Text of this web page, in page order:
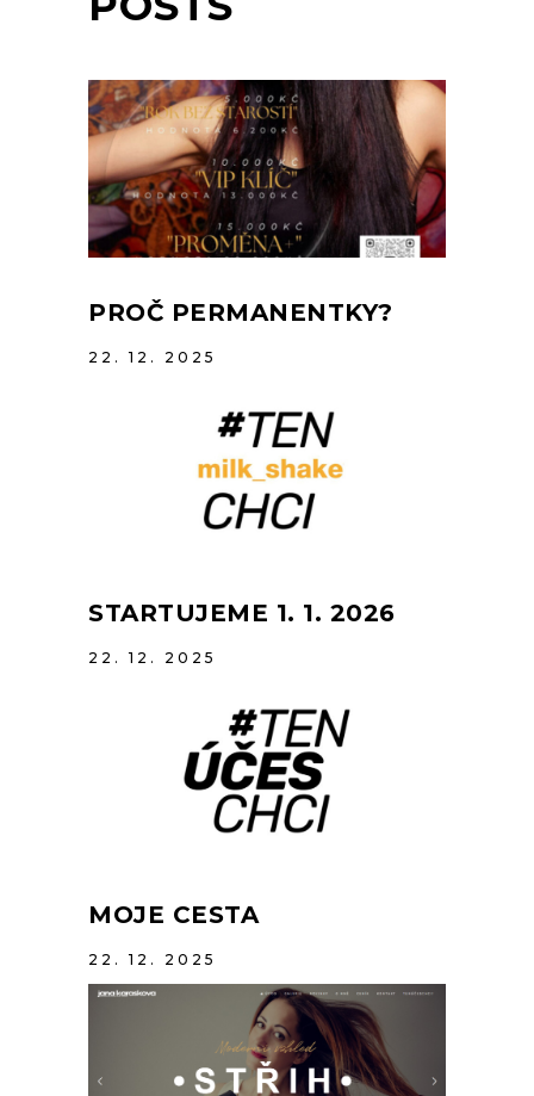
PROČ PERMANENTKY?
22. 12. 2025
STARTUJEME 1. 1. 2026
22. 12. 2025
MOJE CESTA
22. 12. 2025